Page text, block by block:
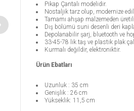
Pikap Çantalı modelidir.
Nostaljik tarz olup, modernize
Tamamı ahşap malzemeden
Dış bölümü suni desenli deri
Depolanabilir şarj, bluetooth ve
33-45-78 lik taş ve plastik plak
Kurmalı değildir, elektroniktir.
Ürün Ebatları
Uzunluk : 35 cm
Genişlik : 26 cm
Yükseklik: 11,5 cm